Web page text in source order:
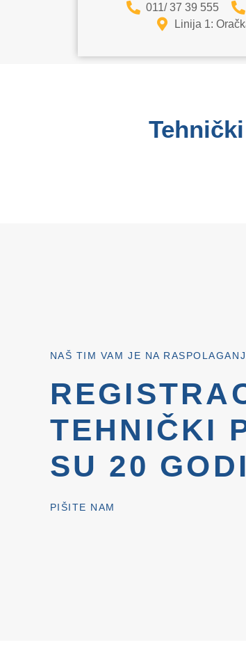
011/ 37 39 555
Linija 1:
NAŠ TIM VAM JE NA
TEHNIČKI
SU 20
PIŠITE NAM